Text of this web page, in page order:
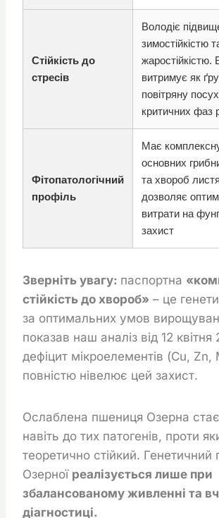
Стійкість до
стресів
Володіє
зимостійкістю
жаростійкістю.
витримує як
повітряну
критичних фаз
Фітопатологічний
профіль
Має
основних
та хвороб
дозволяє
витрати на
захист
Зверніть увагу: паспортна
стійкість до хвороб» – це
за оптимальних умов
показав наш аналіз від 12
дефіцит мікроелементів (Cu, Zn,
повністю нівелює цей захист.
Ослаблена пшениця Озерна
навіть до тих патогенів, проти
теоретично стійкий. Генетичний
Озерної реалізується лише при
збалансованому живленні та
діагностиці.